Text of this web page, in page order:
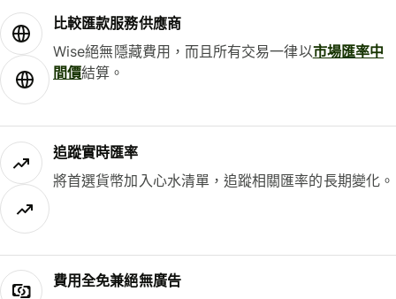
比較匯款服務供應商
Wise絕無隱藏費用，而且所有交易一律以市場匯率中
間價結算。
追蹤實時匯率
將首選貨幣加入心水清單，追蹤相關匯率的長期變化。
費用全免兼絕無廣告